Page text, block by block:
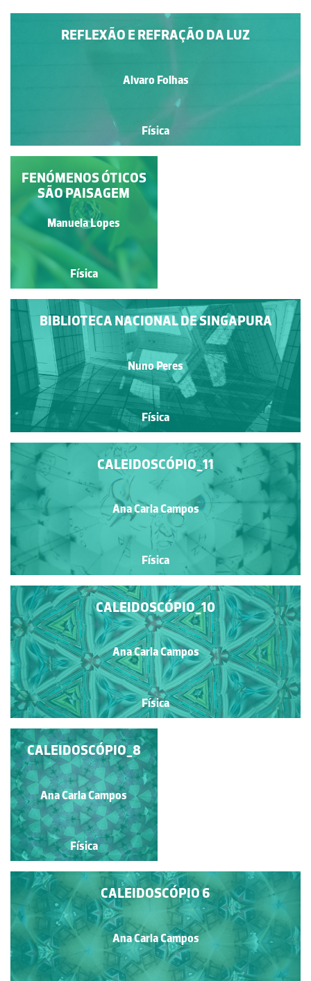
REFLEXÃO E REFRAÇÃO DA LUZ
Alvaro Folhas
Física
REFLEXÃO DA LUZ NO
MAR
NASA
Física
BIBLIOTECA NACIONAL DE SINGAPURA
Nuno Peres
Física
FENÓMENOS ÓTICOS
SÃO PAISAGEM
Manuela Lopes
Física
CALEIDOSCÓPIO_11
Ana Carla Campos
Física
CALEIDOSCÓPIO_10
Ana Carla Campos
Física
CALEIDOSCÓPIO_9
Ana Carla Campos
Física
CALEIDOSCÓPIO_8
Ana Carla Campos
Física
CALEIDOSCÓPIO 6
Ana Carla Campos